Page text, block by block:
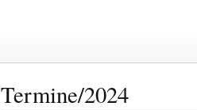
Termine/2024